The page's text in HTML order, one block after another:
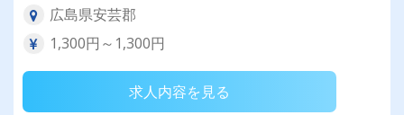
広島県安芸郡
1,300円～1,300円
求人内容を見る